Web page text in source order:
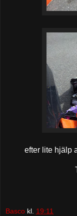
efter lite hjälp
Basco kl. 19:11